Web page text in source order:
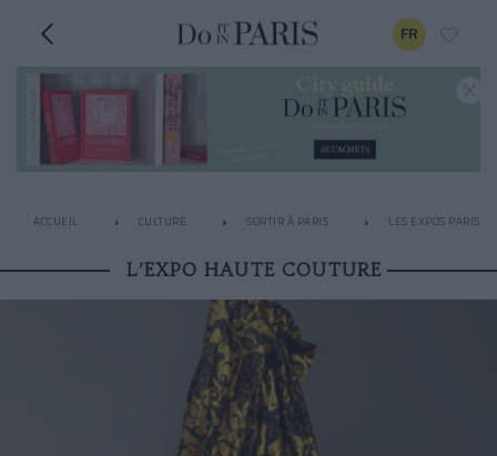
FR
ACCUEIL CULTURE SORTIR À PARIS LES EXPOS
L’EXPO HAUTE COUTURE